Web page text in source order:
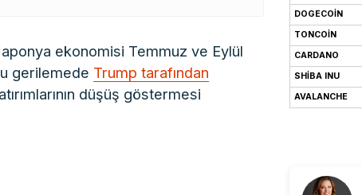
ekonomisi Temmuz ve Eylül
gerilemede Trump tarafından
düşüş göstermesi
DOGECOIN
TONCOIN
CARDANO
SHIBA INU
AVALANCHE